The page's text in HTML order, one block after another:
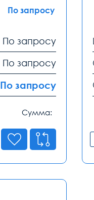
По запросу
По запросу
По запросу
По запросу
Сумма: